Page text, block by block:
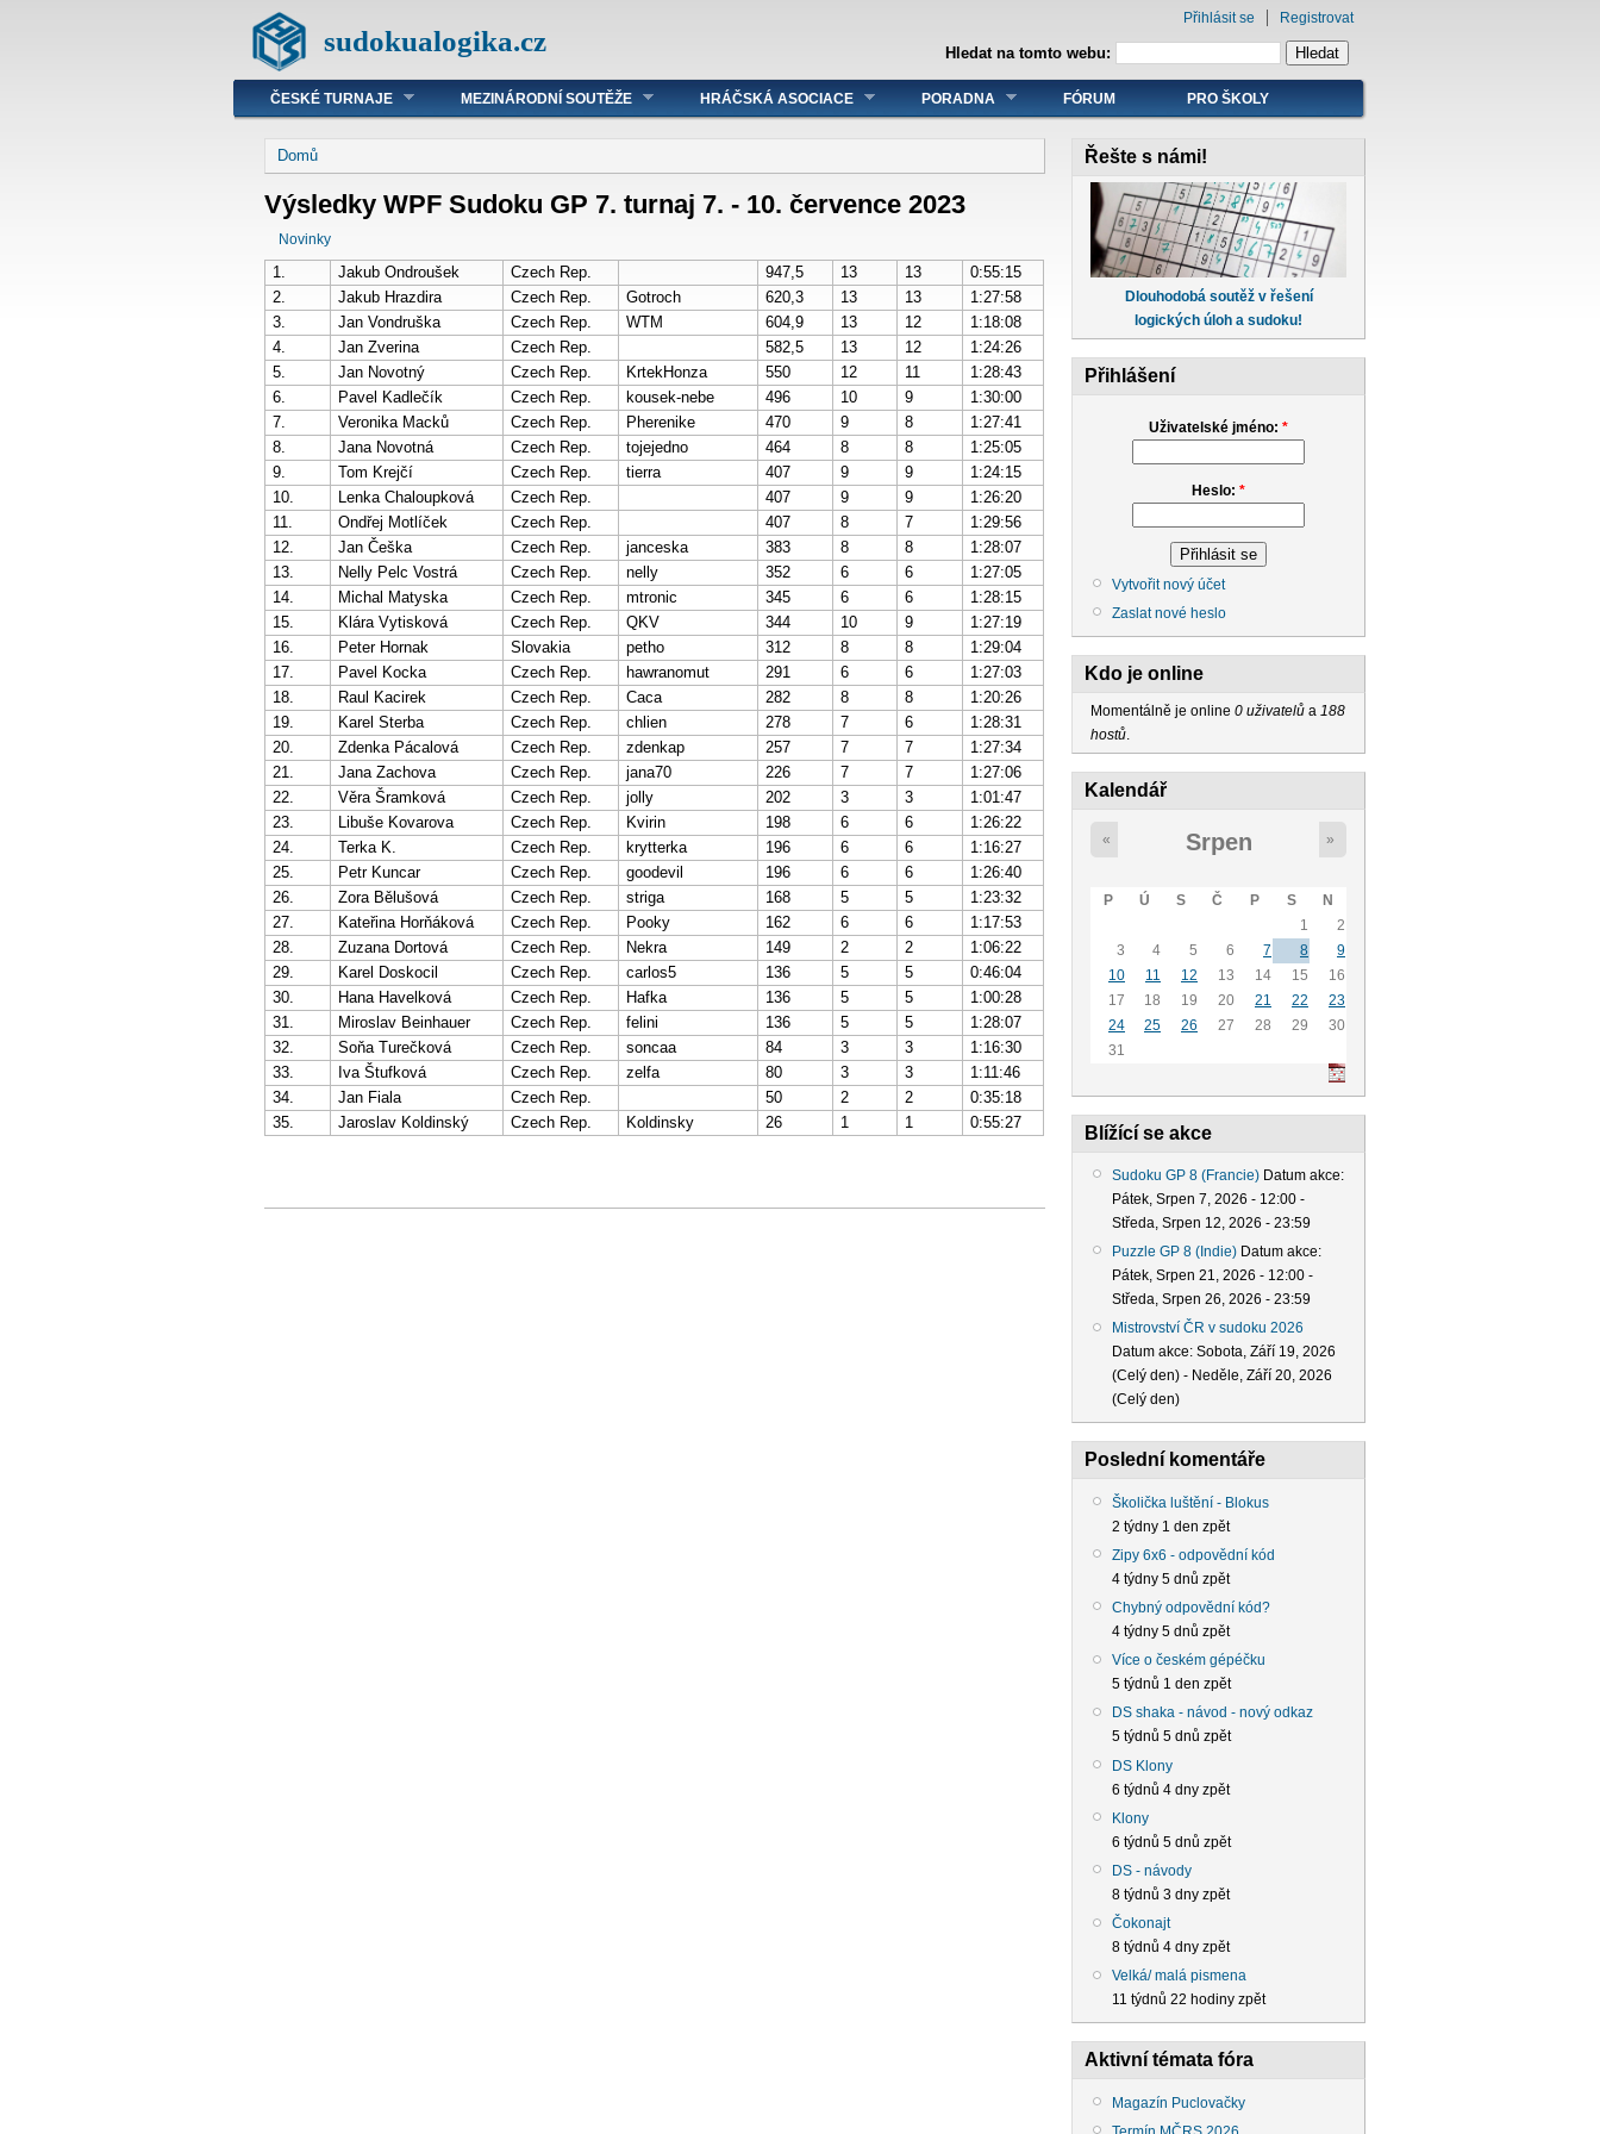
sudokualogika.cz Hledat na tomto webu:
Přihlásit se Registrovat
ČESKÉ TURNAJE MEZINÁRODNÍ SOUTĚŽE HRÁČSKÁ ASOCIACE PORADNA FÓRUM PRO ŠKOLY
Domů
Výsledky WPF Sudoku GP 7. turnaj 7. - 10. července 2023
Novinky
1. Jakub Ondroušek Czech Rep. 947,5 13 13
0:55:15
2.
Jakub Hrazdira Czech Rep. Gotroch 620,3 13 13
1:27:58
3.
Jan Vondruška Czech Rep. WTM 604,9 13 12
1:18:08
4.
Jan Zverina Czech Rep. 582,5 13 12
1:24:26
5.
Jan Novotný Czech Rep. KrtekHonza 550 12 11
1:28:43
6.
Pavel Kadlečík Czech Rep. kousek-nebe 496 10 9
1:30:00
7.
Veronika Macků Czech Rep. Pherenike 470 9 8
1:27:41
8.
Jana Novotná Czech Rep. tojejedno 464 8 8
1:25:05
9.
Tom Krejčí Czech Rep. tierra 407 9 9
1:24:15
10.
Lenka Chaloupková Czech Rep. 407 9 9
1:26:20
11.
Ondřej Motlíček Czech Rep. 407 8 7
1:29:56
12.
Jan Češka Czech Rep. janceska 383 8 8
1:28:07
13.
Nelly Pelc Vostrá Czech Rep. nelly 352 6 6
1:27:05
14.
Michal Matyska Czech Rep. mtronic 345 6 6
1:28:15
15.
Klára Vytisková Czech Rep. QKV 344 10 9
1:27:19
16.
Peter Hornak Slovakia petho 312 8 8
1:29:04
17.
Pavel Kocka Czech Rep. hawranomut 291 6 6
1:27:03
18.
Raul Kacirek Czech Rep. Caca 282 8 8
1:20:26
19.
Karel Sterba Czech Rep. chlien 278 7 6
1:28:31
20.
Zdenka Pácalová Czech Rep. zdenkap 257 7 7
1:27:34
21.
Jana Zachova Czech Rep. jana70 226 7 7
1:27:06
22.
Věra Šramková Czech Rep. jolly 202 3 3
1:01:47
23.
Libuše Kovarova Czech Rep. Kvirin 198 6 6
1:26:22
24.
Terka K. Czech Rep. krytterka 196 6 6
1:16:27
25.
Petr Kuncar Czech Rep. goodevil 196 6 6
1:26:40
26.
Zora Bělušová Czech Rep. striga 168 5 5
1:23:32
27.
Kateřina Horňáková Czech Rep. Pooky 162 6 6
1:17:53
28.
Zuzana Dortová Czech Rep. Nekra 149 2 2
1:06:22
29.
Karel Doskocil Czech Rep. carlos5 136 5 5
0:46:04
30.
Hana Havelková Czech Rep. Hafka 136 5 5
1:00:28
31.
Miroslav Beinhauer Czech Rep. felini 136 5 5
1:28:07
32.
Soňa Turečková Czech Rep. soncaa 84 3 3
1:16:30
33.
Iva Štufková Czech Rep. zelfa 80 3 3
1:11:46
34.
Jan Fiala Czech Rep. 50 2 2
0:35:18
35.
Jaroslav Koldinský Czech Rep. Koldinsky 26 1 1 0:55:27
Řešte s námi!
Dlouhodobá soutěž v řešení
logických úloh a sudoku!
Přihlášení
Uživatelské jméno: *
Heslo: *
Vytvořit nový účet
Zaslat nové heslo
Kdo je online
Momentálně je online 0 uživatelů a 188
hostů.
Kalendář
« Srpen »
P Ú S Č P S
N
1
2
3
4 5 6 7 8
9
10
11 12 13 14 15
16
17
18 19 20 21 22
23
24
25 26 27 28 29
30
31
Blížící se akce
Sudoku GP 8 (Francie) Datum akce:
Pátek, Srpen 7, 2026 - 12:00 -
Středa, Srpen 12, 2026 - 23:59
Puzzle GP 8 (Indie) Datum akce:
Pátek, Srpen 21, 2026 - 12:00 -
Středa, Srpen 26, 2026 - 23:59
Mistrovství ČR v sudoku 2026
Datum akce: Sobota, Září 19, 2026
(Celý den) - Neděle, Září 20, 2026
(Celý den)
Poslední komentáře
Školička luštění - Blokus
2 týdny 1 den zpět
Zipy 6x6 - odpovědní kód
4 týdny 5 dnů zpět
Chybný odpovědní kód?
4 týdny 5 dnů zpět
Více o českém gépéčku
5 týdnů 1 den zpět
DS shaka - návod - nový odkaz
5 týdnů 5 dnů zpět
DS Klony
6 týdnů 4 dny zpět
Klony
6 týdnů 5 dnů zpět
DS - návody
8 týdnů 3 dny zpět
Čokonajt
8 týdnů 4 dny zpět
Velká/ malá pismena
11 týdnů 22 hodiny zpět
Aktivní témata fóra
Magazín Puclovačky